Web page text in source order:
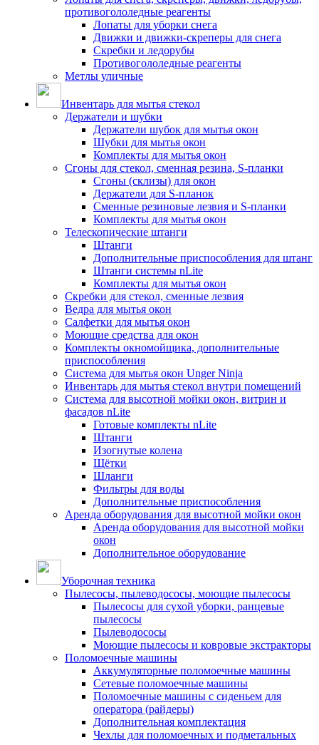
противогололедные реагенты
Лопаты для уборки снега
Движки и движки-скреперы для снега
Скребки и ледорубы
Противогололедные реагенты
Метлы уличные
Инвентарь для мытья стекол
Держатели и шубки
Держатели шубок для мытья окон
Шубки для мытья окон
Комплекты для мытья окон
Сгоны для стекол, сменная резина, S-планки
Сгоны (склизы) для окон
Держатели для S-планок
Сменные резиновые лезвия и S-планки
Комплекты для мытья окон
Телескопические штанги
Штанги
Дополнительные приспособления для штанг
Штанги системы nLite
Комплекты для мытья окон
Скребки для стекол, сменные лезвия
Ведра для мытья окон
Салфетки для мытья окон
Моющие средства для окон
Комплекты окномойщика, дополнительные
приспособления
Система для мытья окон Unger Ninja
Инвентарь для мытья стекол внутри помещений
Система для высотной мойки окон, витрин и
фасадов nLite
Готовые комплекты nLite
Штанги
Изогнутые колена
Щётки
Шланги
Фильтры для воды
Дополнительные приспособления
Аренда оборудования для высотной мойки окон
Аренда оборудования для высотной мойки
окон
Дополнительное оборудование
Уборочная техника
Пылесосы, пылеводососы, моющие пылесосы
Пылесосы для сухой уборки, ранцевые
пылесосы
Пылеводососы
Моющие пылесосы и ковровые экстракторы
Поломоечные машины
Аккумуляторные поломоечные машины
Сетевые поломоечные машины
Поломоечные машины с сиденьем для
оператора (райдеры)
Дополнительная комплектация
Чехлы для поломоечных и подметальных